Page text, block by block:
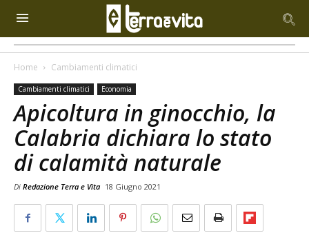
Home Cambiamenti climatici
Cambiamenti climatici Economia
Apicoltura in ginocchio, la
Calabria dichiara lo stato
di calamità naturale
Di Redazione Terra e Vita 18 Giugno 2021